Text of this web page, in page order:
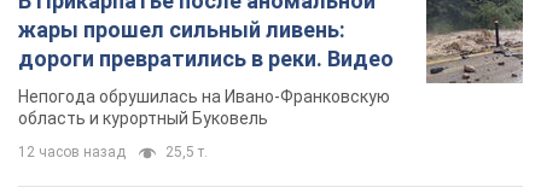
жары прошел сильный ливень:
дороги превратились в реки. Видео
Непогода обрушилась на Ивано-Франковскую
область и курортный Буковель
12 часов назад 25,5 т.